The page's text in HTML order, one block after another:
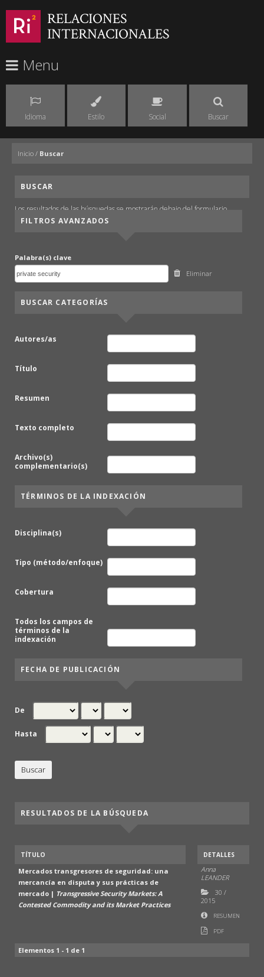
RELACIONES
INTERNACIONALES
Menu
Idioma Estilo Social Buscar
Inicio / Buscar
BUSCAR
Los resultados de las búsquedas se mostrarán debajo del formulario.
FILTROS AVANZADOS
Palabra(s) clave
Eliminar
BUSCAR CATEGORÍAS
Autores/as
Título
Resumen
Texto completo
Archivo(s)
complementario(s)
TÉRMINOS DE LA INDEXACIÓN
Disciplina(s)
Tipo (método/enfoque)
Cobertura
Todos los campos de
términos de la
indexación
FECHA DE PUBLICACIÓN
De
Hasta
RESULTADOS DE LA BÚSQUEDA
TÍTULO DETALLES
Mercados transgresores de seguridad: una
mercancía en disputa y sus prácticas de
mercado | Transgressive Security Markets: A
Contested Commodity and its Market Practices
Anna
LEANDER
30 /
2015
RESUMEN
PDF
Elementos 1 - 1 de 1